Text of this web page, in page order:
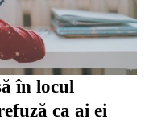
în locul
ca ai ei